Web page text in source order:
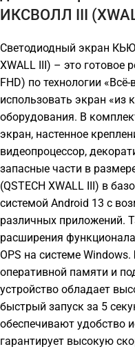
ИКСВОЛЛ III
Светодиодный экран
XWALL III) – это готовое
FHD) по технологии
использовать экран «из
оборудования. В
экран, настенное
видеопроцессор,
запасные части в
(QSTECH XWALL III) в
системой Android 13 c
различных приложений.
расширения
OPS на системе
оперативной памяти и
устройство обладает
быстрый запуск за 5
обеспечивают удобство
гарантирует высокую